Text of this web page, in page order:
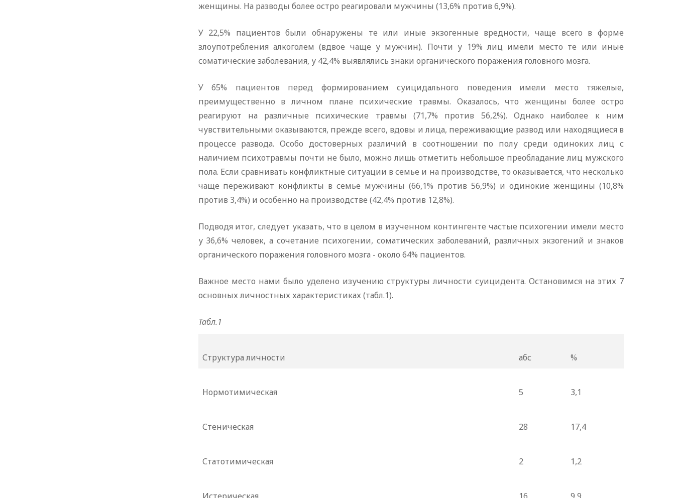
женщины. На разводы более остро реагировали мужчины (13,6% против 6,9%).
У 22,5% пациентов были обнаружены те или иные экзогенные вредности, чаще всего в форме
злоупотребления алкоголем (вдвое чаще у мужчин). Почти у 19% лиц имели место те или иные
соматические заболевания, у 42,4% выявлялись знаки органического поражения головного мозга.
У 65% пациентов перед формированием суицидального поведения имели место тяжелые,
преимущественно в личном плане психические травмы. Оказалось, что женщины более остро
реагируют на различные психические травмы (71,7% против 56,2%). Однако наиболее к ним
чувствительными оказываются, прежде всего, вдовы и лица, переживающие развод или находящиеся в
процессе развода. Особо достоверных различий в соотношении по полу среди одиноких лиц с
наличием психотравмы почти не было, можно лишь отметить небольшое преобладание лиц мужского
пола. Если сравнивать конфликтные ситуации в семье и на производстве, то оказывается, что несколько
чаще переживают конфликты в семье мужчины (66,1% против 56,9%) и одинокие женщины (10,8%
против 3,4%) и особенно на производстве (42,4% против 12,8%).
Подводя итог, следует указать, что в целом в изученном контингенте частые психогении имели место
у 36,6% человек, а сочетание психогении, соматических заболеваний, различных экзогений и знаков
органического поражения головного мозга - около 64% пациентов.
Важное место нами было уделено изучению структуры личности суицидента. Остановимся на этих 7
основных личностных характеристиках (табл.1).
Табл.1
Структура личности абс %
Нормотимическая 5 3,1
Стеническая 28 17,4
Статотимическая 2 1,2